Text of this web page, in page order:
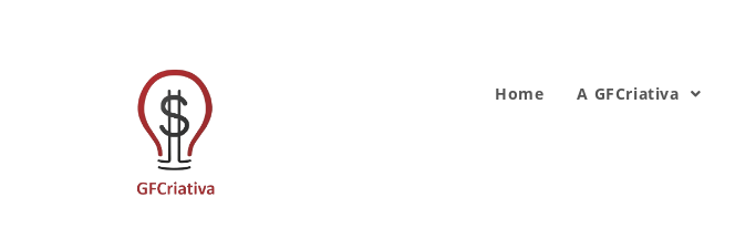
Home A GFCriativa